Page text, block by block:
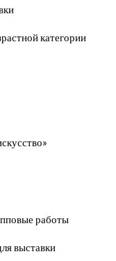
категории
работы
выставки